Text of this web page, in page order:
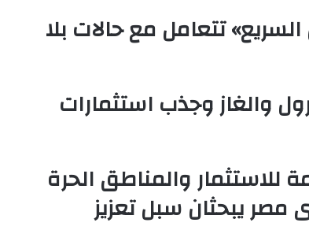
السريع» تتعامل مع حالات بلا
والغاز وجذب استثمارات
للاستثمار والمناطق الحرة
يبحثان سبل تعزيز